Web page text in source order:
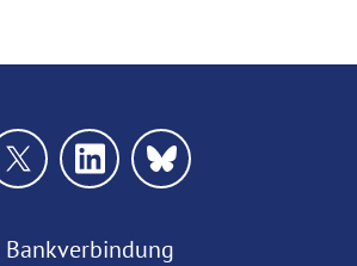
Bankverbindung